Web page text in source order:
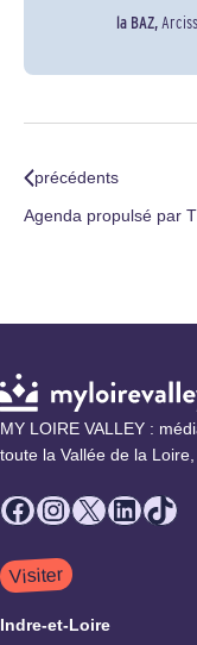
la BAZ,
Évènements
précédents
Agenda propulsé par
MY LOIRE VALLEY :
toute la Vallée de la
Facebook
Instagram
X
Visiter
Indre-et-Loire